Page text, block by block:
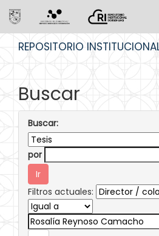
REPOSITORIO
Buscar
Buscar:
por
Filtros actuales: